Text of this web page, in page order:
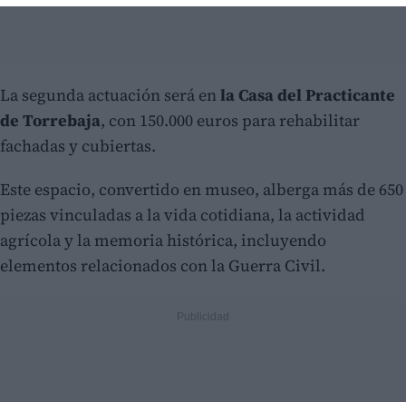
La segunda actuación será enla Casa del Practicante
de Torrebaja, con 150.000 euros para rehabilitar
fachadas y cubiertas.
Este espacio, convertido en museo, alberga más de 650
piezas vinculadas a la vida cotidiana, la actividad
agrícola y la memoria histórica, incluyendo
elementos relacionados con la Guerra Civil.